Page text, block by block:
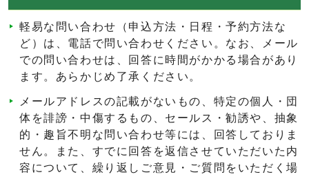
軽易な問い合わせ（申込方法・日程・予約方法な
ど）は、電話で問い合わせください。なお、メール
での問い合わせは、回答に時間がかかる場合があり
ます。あらかじめ了承ください。
メールアドレスの記載がないもの、特定の個人・団
体を誹謗・中傷するもの、セールス・勧誘や、抽象
的・趣旨不明な問い合わせ等には、回答しておりま
せん。また、すでに回答を返信させていただいた内
容について、繰り返しご意見・ご質問をいただく場